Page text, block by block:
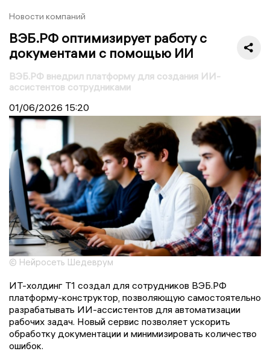
Новости компаний
ВЭБ.РФ оптимизирует работу с
документами с помощью ИИ
ВЭБ.РФ внедрил платформу для создания ИИ-
ассистентов сотрудниками
01/06/2026 15:20
© Нейросеть Шедеврум
ИТ-холдинг Т1 создал для сотрудников ВЭБ.РФ
платформу-конструктор, позволяющую самостоятельно
разрабатывать ИИ-ассистентов для автоматизации
рабочих задач. Новый сервис позволяет ускорить
обработку документации и минимизировать количество
ошибок.